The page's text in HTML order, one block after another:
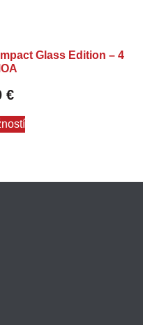
Glass Edition – 4
€